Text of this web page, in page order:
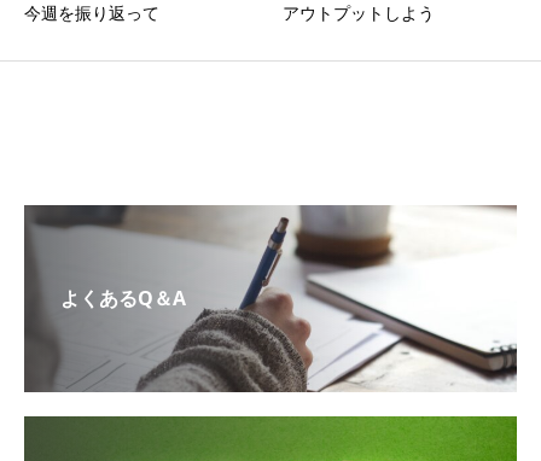
今週を振り返って アウトプットしよう
よくあるQ＆A